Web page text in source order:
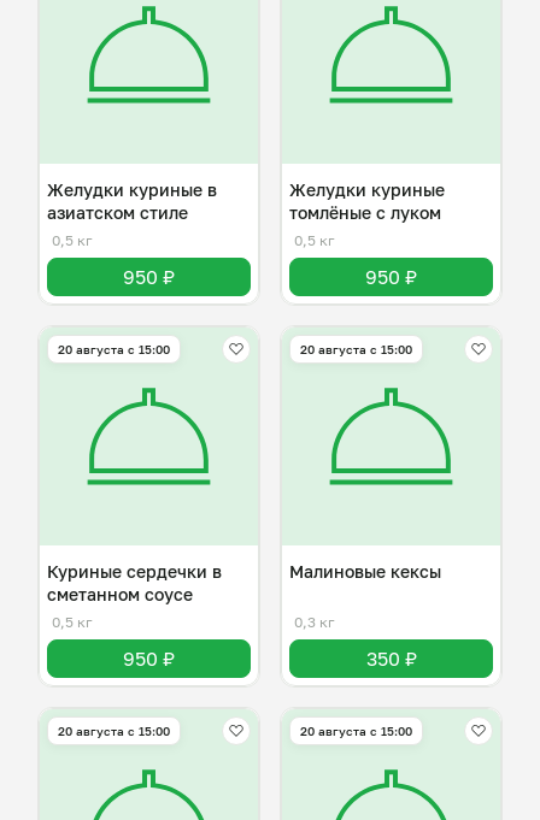
Желудки куриные в
азиатском стиле
0,5 кг
950 ₽
Желудки куриные
томлёные с луком
0,5 кг
950 ₽
20 августа с 15:00
Куриные сердечки в
сметанном соусе
0,5 кг
950 ₽
20 августа с 15:00
Малиновые кексы
0,3 кг
350 ₽
20 августа с 15:00 20 августа с 15:00